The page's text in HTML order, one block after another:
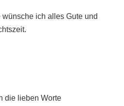
wünsche ich alles Gute und
die lieben Worte